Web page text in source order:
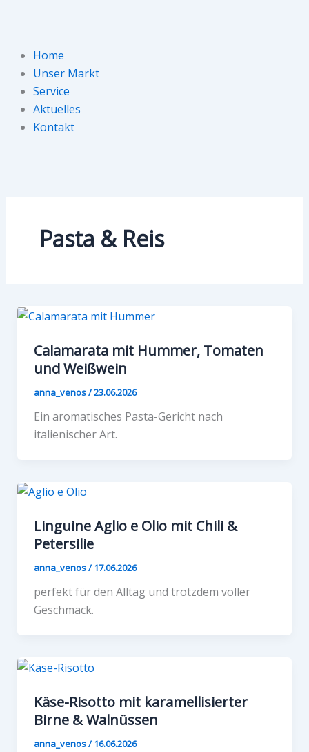
Home
Unser Markt
Service
Aktuelles
Kontakt
Pasta & Reis
Calamarata mit Hummer, Tomaten
und Weißwein
anna_venos/23.06.2026
Ein aromatisches Pasta-Gericht nach
italienischer Art.
Linguine Aglio e Olio mit Chili &
Petersilie
anna_venos/17.06.2026
perfekt für den Alltag und trotzdem voller
Geschmack.
Käse-Risotto mit karamellisierter
Birne & Walnüssen
anna_venos/16.06.2026